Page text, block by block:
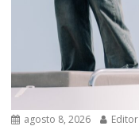
agosto 8, 2026 Editor